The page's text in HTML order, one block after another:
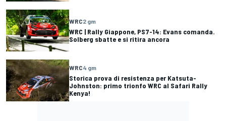
WRC2 gm
WRC | Rally Giappone, PS7-14: Evans comanda.
Solberg sbatte e si ritira ancora
WRC4 gm
Storica prova di resistenza per Katsuta-
Johnston: primo trionfo WRC al Safari Rally
Kenya!